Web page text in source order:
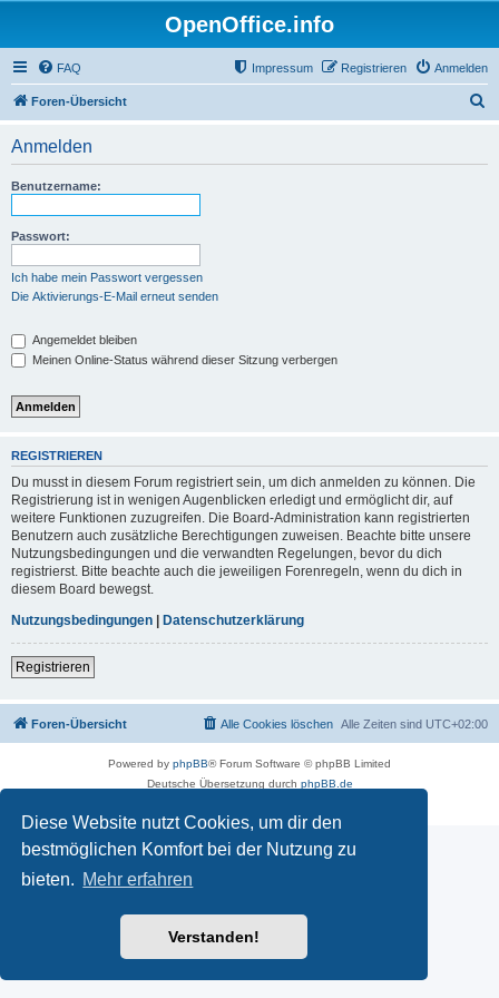
Diese Website nutzt Cookies, um dir den
bestmöglichen Komfort bei der Nutzung zu
bieten. Mehr erfahren
Verstanden!
OpenOffice.info
FAQ Anmelden
Registrieren
Impressum
Foren-Übersicht
Anmelden
Benutzername:
Passwort:
Ich habe mein Passwort vergessen
Die Aktivierungs-E-Mail erneut senden
Angemeldet bleiben
Meinen Online-Status während dieser Sitzung verbergen
REGISTRIEREN
Du musst in diesem Forum registriert sein, um dich anmelden zu können. Die
Registrierung ist in wenigen Augenblicken erledigt und ermöglicht dir, auf
weitere Funktionen zuzugreifen. Die Board-Administration kann registrierten
Benutzern auch zusätzliche Berechtigungen zuweisen. Beachte bitte unsere
Nutzungsbedingungen und die verwandten Regelungen, bevor du dich
registrierst. Bitte beachte auch die jeweiligen Forenregeln, wenn du dich in
diesem Board bewegst.
Nutzungsbedingungen | Datenschutzerklärung
Registrieren
Foren-Übersicht Alle Zeiten sind UTC+02:00
Alle Cookies löschen
Powered by phpBB® Forum Software © phpBB Limited
Deutsche Übersetzung durch phpBB.de